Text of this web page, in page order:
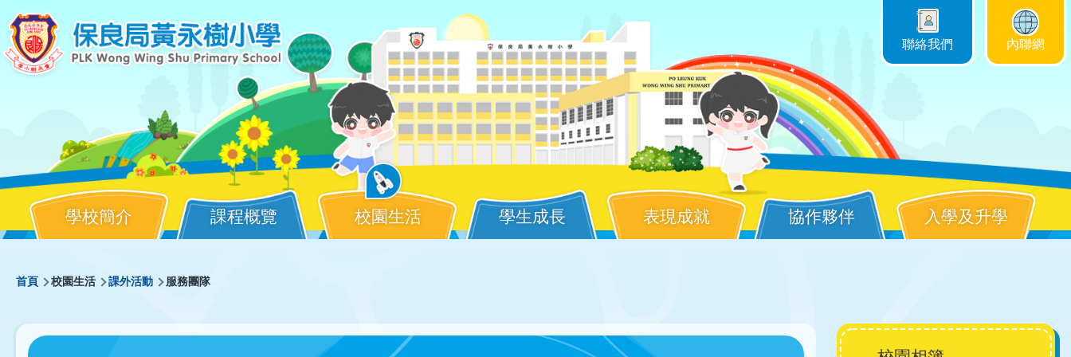
移至主內容
聯絡我們 內聯網
navigation
學校簡介 課程概覽 校園生活 學生成長 表現成就 協作夥伴 入學及升學
導
航
首頁 校園生活 課外活動 服務團隊